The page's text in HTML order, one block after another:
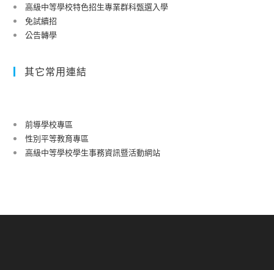
高級中等學校特色招生專業群科甄選入學
免試續招
公告轉學
其它常用連結
前導學校專區
性別平等教育專區
高級中等學校學生事務資訊暨活動網站